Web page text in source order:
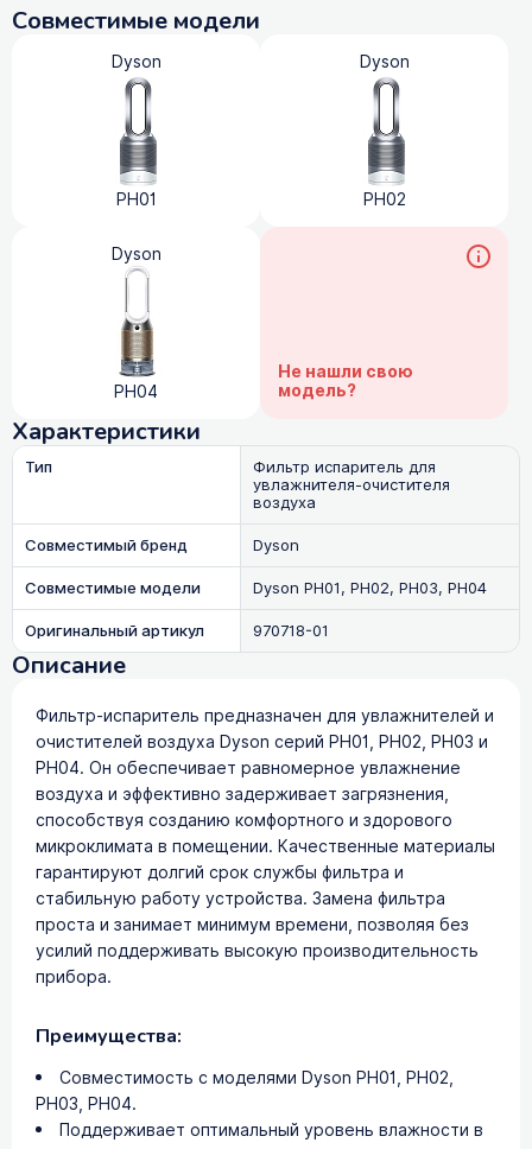
Совместимые модели
Dyson
PH01
Dyson
PH02
Dyson
PH04
Не нашли свою
модель?
Характеристики
Тип Фильтр испаритель для
увлажнителя-очистителя
воздуха
Совместимый бренд
Dyson
Совместимые модели
Dyson PH01, PH02, PH03, PH04
Оригинальный артикул
970718-01
Описание
Фильтр-испаритель предназначен для увлажнителей и
очистителей воздуха Dyson серий PH01, PH02, PH03 и
PH04. Он обеспечивает равномерное увлажнение
воздуха и эффективно задерживает загрязнения,
способствуя созданию комфортного и здорового
микроклимата в помещении. Качественные материалы
гарантируют долгий срок службы фильтра и
стабильную работу устройства. Замена фильтра
проста и занимает минимум времени, позволяя без
усилий поддерживать высокую производительность
прибора.
Преимущества:
Совместимость с моделями Dyson PH01, PH02,
PH03, PH04.
Поддерживает оптимальный уровень влажности в